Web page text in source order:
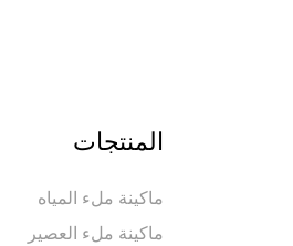
المنتجات
ماكينة ملء المياه
ماكينة ملء العصير